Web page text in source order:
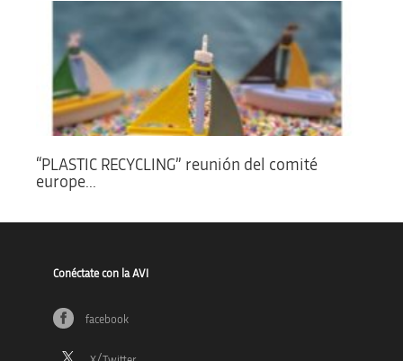
“PLASTIC RECYCLING” reunión del comité
europe...
Conéctate con la AVI
facebook